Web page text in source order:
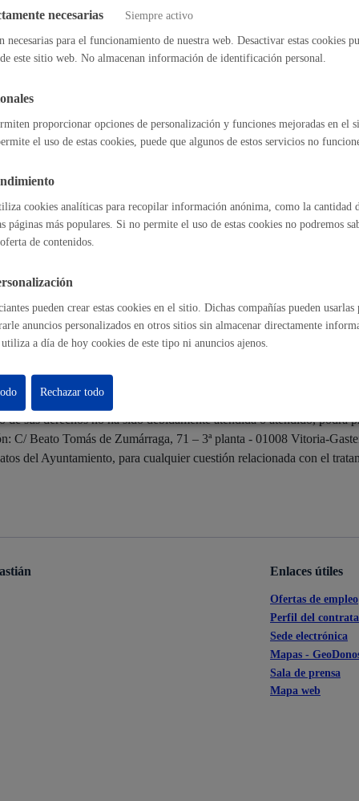
Igualdad, derechos
Cultura
Tablón de anuncios
Calendario fiscal
RGPD: el tratamiento es necesario para el cumplimiento de una
del tratamiento: - Artículo 25.2.l) de la Ley 7/1985, de 2
abril, de Instituciones Locales de Euskadi.
tienen derecho a obtener confirmación sobre si el
a solicitar:
datos personales.
de los datos inexactos o incompletos.
de sus datos cuando, entre otros motivos, los datos ya no sean
del tratamiento de sus datos, en cuyo caso, sólo serán conservados
al tratamiento de sus datos, en cuyo caso, el Ayuntamiento dejará
de posibles reclamaciones.
o presencial ante el Ayuntamiento, como
de sus derechos no ha sido debidamente atendida o atendido, podrá
C/ Beato Tomás de Zumárraga, 71 – 3ª planta - 01008 Vitoria-
del Ayuntamiento, para cualquier cuestión relacionada con el
Enlaces útiles
Ofertas de empleo
Perfil del
Sede electrónica
Mapas -
Sala de prensa
Mapa web
necesarias Siempre activo
necesarias para el funcionamiento de nuestra web. Desactivar estas cookies
este sitio web. No almacenan información de identificación personal.
proporcionar opciones de personalización y funciones mejoradas en el
el uso de estas cookies, puede que algunos de estos servicios no
cookies analíticas para recopilar información anónima, como la cantidad
páginas más populares. Si no permite el uso de estas cookies no podremos
de contenidos.
pueden crear estas cookies en el sitio. Dichas compañías pueden
anuncios personalizados en otros sitios sin almacenar directamente
a día de hoy cookies de este tipo ni anuncios ajenos.
Rechazar todo